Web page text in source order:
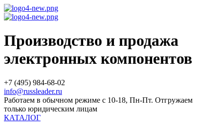
Производство и продажа
электронных компонентов
+7 (495) 984-68-02
info@russleader.ru
Работаем в обычном режиме с 10-18, Пн-Пт. Отгружаем
только юридическим лицам
КАТАЛОГ